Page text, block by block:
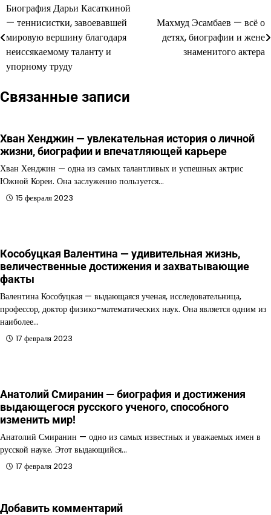
Навигация
по
записям
Биография Дарьи Касаткиной
— теннисистки, завоевавшей
мировую вершину благодаря
неиссякаемому таланту и
упорному труду
Махмуд Эсамбаев — всё о
детях, биографии и жене
знаменитого актера
Связанные записи
Хван Хенджин — увлекательная история о личной
жизни, биографии и впечатляющей карьере
Хван Хенджин — одна из самых талантливых и успешных актрис
Южной Кореи. Она заслуженно пользуется…
15 февраля 2023
Кособуцкая Валентина — удивительная жизнь,
величественные достижения и захватывающие
факты
Валентина Кособуцкая — выдающаяся ученая, исследовательница,
профессор, доктор физико-математических наук. Она является одним из
наиболее…
17 февраля 2023
Анатолий Смиранин — биография и достижения
выдающегося русского ученого, способного
изменить мир!
Анатолий Смиранин — одно из самых известных и уважаемых имен в
русской науке. Этот выдающийся…
17 февраля 2023
Добавить комментарий